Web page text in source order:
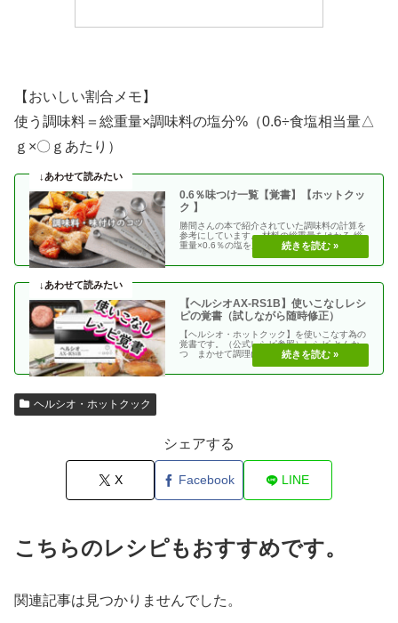
【おいしい割合メモ】
使う調味料＝総重量×調味料の塩分%（0.6÷食塩相当量△
ｇ×〇ｇあたり）
0.6％味つけ一覧【覚書】【ホットクッ
ク 】
勝間さんの本で紹介されていた調味料の計算を
参考にしています。 材料の総重量をはかる 総
重量×0.6％の塩を加える 使う調味料＝（総重
【ヘルシオAX-RS1B】使いこなしレシ
ピの覚書（試しながら随時修正）
【ヘルシオ・ホットクック】を使いこなす為の
覚書です。（公式レシピ参照）レシピ とんか
つ まかせて調理(網焼き・揚げる) エビフラ
ヘルシオ・ホットクック
シェアする
X Facebook LINE
こちらのレシピもおすすめです。
関連記事は見つかりませんでした。